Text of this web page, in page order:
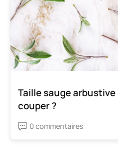
Taille sauge
couper ?
0 commentaires